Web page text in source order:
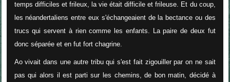
temps difficiles et frileux, la vie était difficile et frileuse. Et du coup,
les néandertaliens entre eux s'échangeaient de la bectance ou des
trucs qui servent à rien comme les enfants. La paire de deux fut
donc séparée et en fut fort chagrine.
Ao vivait dans une autre tribu qui s'est fait zigouiller par on ne sait
pas qui alors il est parti sur les chemins, de bon matin, décidé à